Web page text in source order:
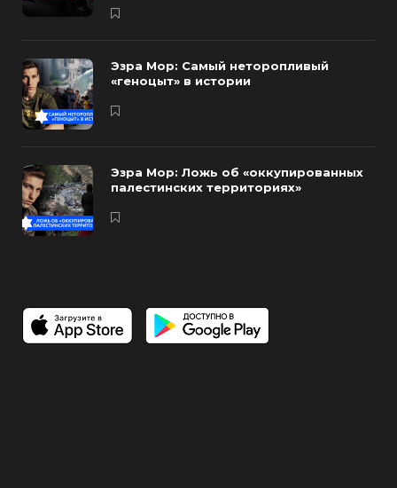
Эзра Мор: Самый неторопливый
«геноцыт» в истории
Эзра Мор: Ложь об «оккупированных
палестинских территориях»